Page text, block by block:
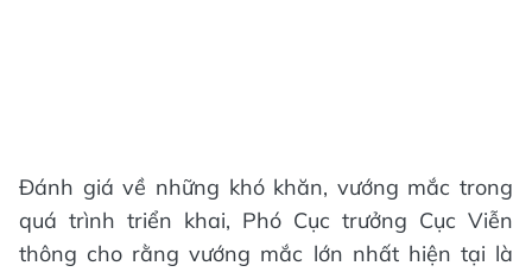
Đánh giá về những khó khăn, vướng mắc trong
quá trình triển khai, Phó Cục trưởng Cục Viễn
thông cho rằng vướng mắc lớn nhất hiện tại là